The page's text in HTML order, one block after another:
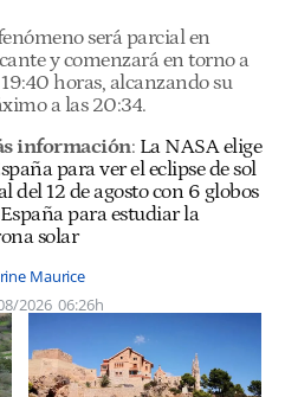
será parcial en
y comenzará en torno a
horas, alcanzando su
a las 20:34.
información: La NASA elige
para ver el eclipse de sol
del 12 de agosto con 6 globos
para estudiar la
solar
Maurice
2026 06:26h